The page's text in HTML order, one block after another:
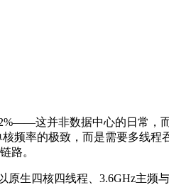
这并非数据中心的日常
频率的极致，而是需要多线
路。
生四核四线程、3.6GHz主频